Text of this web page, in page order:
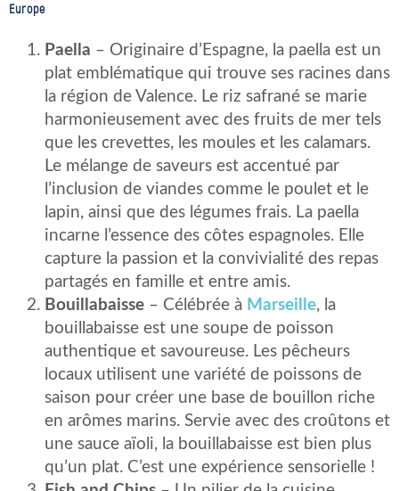
Europe
Paella – Originaire d’Espagne, la paella est un
plat emblématique qui trouve ses racines dans
la région de Valence. Le riz safrané se marie
harmonieusement avec des fruits de mer tels
que les crevettes, les moules et les calamars.
Le mélange de saveurs est accentué par
l’inclusion de viandes comme le poulet et le
lapin, ainsi que des légumes frais. La paella
incarne l’essence des côtes espagnoles. Elle
capture la passion et la convivialité des repas
partagés en famille et entre amis.
Bouillabaisse – Célébrée à Marseille, la
bouillabaisse est une soupe de poisson
authentique et savoureuse. Les pêcheurs
locaux utilisent une variété de poissons de
saison pour créer une base de bouillon riche
en arômes marins. Servie avec des croûtons et
une sauce aïoli, la bouillabaisse est bien plus
qu’un plat. C’est une expérience sensorielle !